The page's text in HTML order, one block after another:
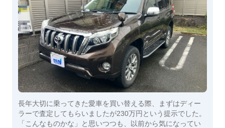
長年大切に乗ってきた愛車を買い替える際、まずはディー
ラーで査定してもらいましたが230万円という提示でした。
「こんなものかな」と思いつつも、以前から気になってい